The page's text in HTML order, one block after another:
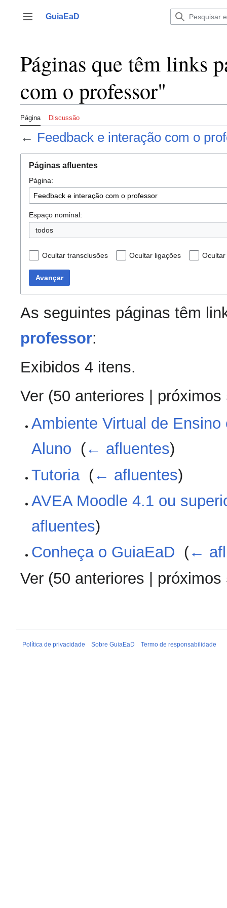
para
Alternar barra lateral
GuiaEaD
Páginas que têm links
com o professor"
Página Discussão
← Feedback e interação com o
Páginas afluentes
Página:
Espaço nominal:
todos
Ocultar transclusões Ocultar ligações
Avançar
As seguintes páginas têm
professor:
Exibidos 4 itens.
Ver (50 anteriores
próximos
Ambiente Virtual de
Aluno (← afluentes)
Tutoria‎ (← afluentes)
AVEA Moodle 4.1 ou
afluentes)
Conheça o GuiaEaD (←
Ver (50 anteriores próximos
Política de privacidade Sobre GuiaEaD Termo de responsabilidade